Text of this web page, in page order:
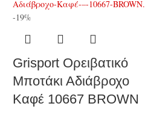
-19%
Grisport Ορειβατικό
Μποτάκι Αδιάβροχο
Καφέ 10667 BROWN